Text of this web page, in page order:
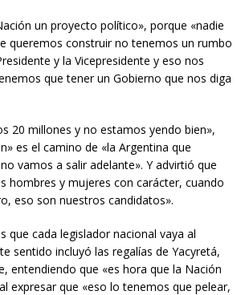
un proyecto político», porque «nadie
queremos construir no tenemos un rumbo
y la Vicepresidente y eso nos
que tener un Gobierno que nos diga
20 millones y no estamos yendo bien»,
es el camino de «la Argentina que
vamos a salir adelante». Y advirtió que
hombres y mujeres con carácter, cuando
eso son nuestros candidatos».
que cada legislador nacional vaya al
sentido incluyó las regalías de Yacyretá,
entendiendo que «es hora que la Nación
expresar que «eso lo tenemos que pelear,